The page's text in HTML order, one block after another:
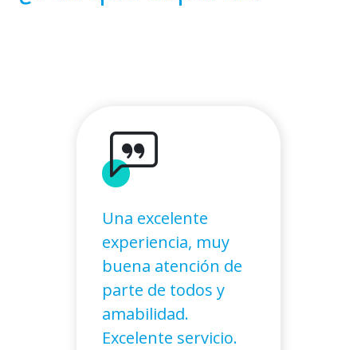
Una excelente
experiencia, muy
buena atención de
parte de todos y
amabilidad.
Excelente servicio.